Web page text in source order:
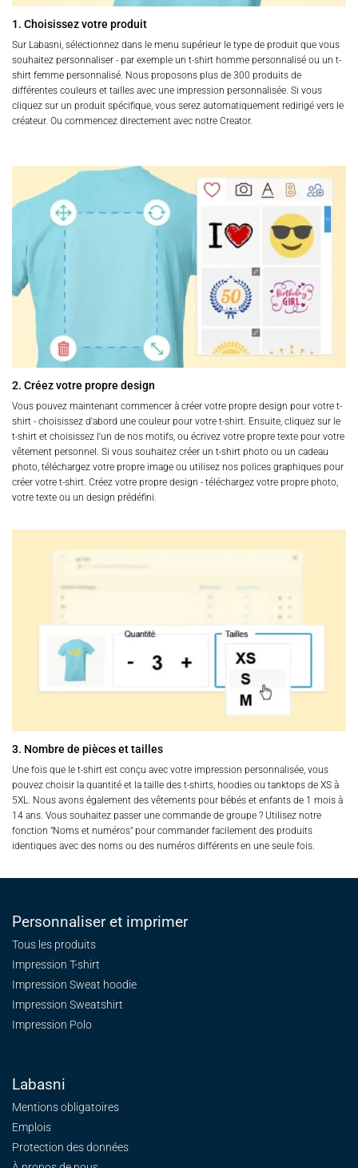
1. Choisissez votre produit
Sur Labasni, sélectionnez dans le menu supérieur le type de produit que vous
souhaitez personnaliser - par exemple un t-shirt homme personnalisé ou un t-
shirt femme personnalisé. Nous proposons plus de 300 produits de
différentes couleurs et tailles avec une impression personnalisée. Si vous
cliquez sur un produit spécifique, vous serez automatiquement redirigé vers le
créateur. Ou commencez directement avec notre Creator.
2. Créez votre propre design
Vous pouvez maintenant commencer à créer votre propre design pour votre t-
shirt - choisissez d'abord une couleur pour votre t-shirt. Ensuite, cliquez sur le
t-shirt et choisissez l'un de nos motifs, ou écrivez votre propre texte pour votre
vêtement personnel. Si vous souhaitez créer un t-shirt photo ou un cadeau
photo, téléchargez votre propre image ou utilisez nos polices graphiques pour
créer votre t-shirt. Créez votre propre design - téléchargez votre propre photo,
votre texte ou un design prédéfini.
3. Nombre de pièces et tailles
Une fois que le t-shirt est conçu avec votre impression personnalisée, vous
pouvez choisir la quantité et la taille des t-shirts, hoodies ou tanktops de XS à
5XL. Nous avons également des vêtements pour bébés et enfants de 1 mois à
14 ans. Vous souhaitez passer une commande de groupe ? Utilisez notre
fonction "Noms et numéros" pour commander facilement des produits
identiques avec des noms ou des numéros différents en une seule fois.
Personnaliser et imprimer
Tous les produits
Impression T-shirt
Impression Sweat hoodie
Impression Sweatshirt
Impression Polo
Labasni
Mentions obligatoires
Emplois
Protection des données